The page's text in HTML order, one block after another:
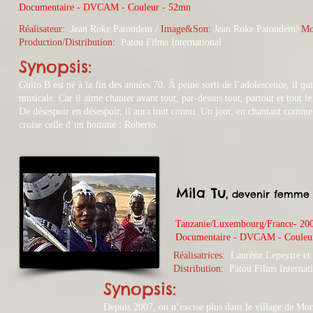
Synopsis:
Guito B est né à la fin des années 70. À peine sorti de l’adolescence, il
musicale. Car il aime chanter avant tout, par-dessus tout, partout et tout
De désespoir en désespoir, il aura tout connu. Un jour, en chantant
croise celle d’un homme : Roberto.
​Documentaire - DVCAM - Couleur - 52mn
Réalisateur: Jean Roke Patoudem / Image&Son: Jean Roke Patoudem/
Production/Distribution: Patou Films International
Mila Tu, devenir femme
Tanzanie/Luxembourg/France-
​Documentaire - DVCAM -
Réalisatrices: Laurène Lepeytre
Distribution: Patou Films
Synopsis:
Depuis 2007, on n’excise plus dans le village de